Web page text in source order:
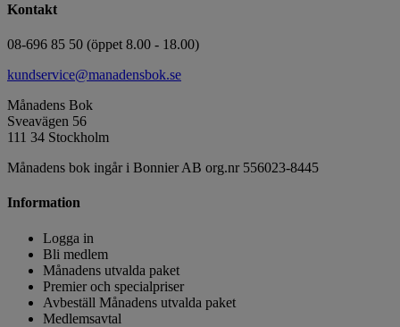
Kontakt
08-696 85 50 (öppet 8.00 - 18.00)
kundservice@manadensbok.se
Månadens Bok
Sveavägen 56
111 34 Stockholm
Månadens bok ingår i Bonnier AB org.nr 556023-8445
Information
Logga in
Bli medlem
Månadens utvalda paket
Premier och specialpriser
Avbeställ Månadens utvalda paket
Medlemsavtal